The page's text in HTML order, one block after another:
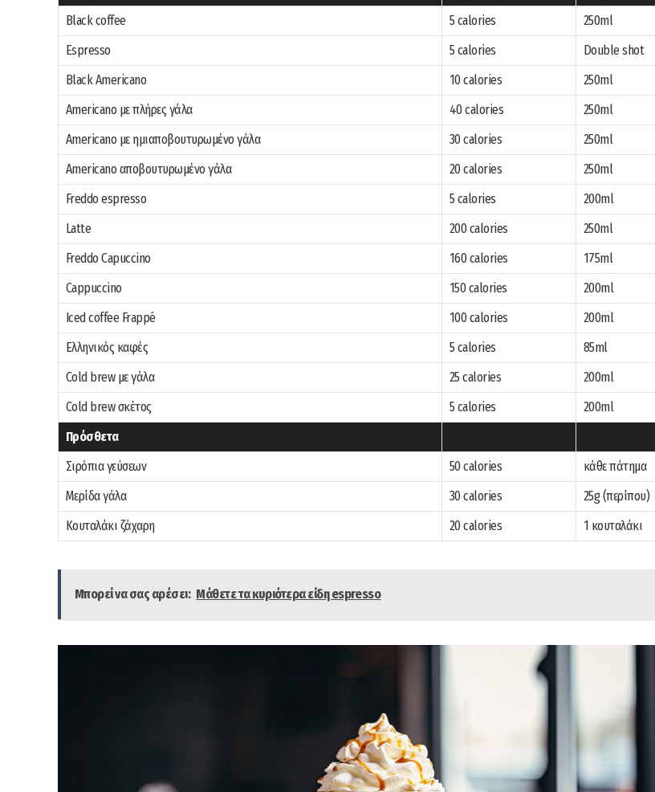
Black coffee
5 calories
250ml
Espresso
5 calories
Double shot
Black Americano
10 calories
250ml
Americano με πλήρες γάλα
40 calories
250ml
Americano με ημιαποβουτυρωμένο γάλα
30 calories
250ml
Americano αποβουτυρωμένο γάλα
20 calories
250ml
Freddo espresso
5 calories
200ml
Latte
200 calories
250ml
Freddo Capuccino
160 calories
175ml
Cappuccino
150 calories
200ml
Iced coffee Frappé
100 calories
200ml
Ελληνικός καφές
5 calories
85ml
Cold brew με γάλα
25 calories
200ml
Cold brew σκέτος
5 calories
200ml
Πρόσθετα
Σιρόπια γεύσεων
50 calories
κάθε πάτημα
Μερίδα γάλα
30 calories
25g (περίπου)
Κουταλάκι ζάχαρη
20 calories 1 κουταλάκι
Μπορεί να σας αρέσει: Μάθετε τα κυριότερα είδη espresso